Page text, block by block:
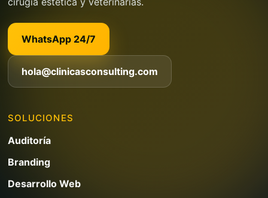
WhatsApp 24/7
hola@clinicasconsulting.com
SOLUCIONES
Auditoría
Branding
Desarrollo Web